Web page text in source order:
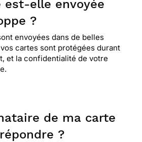
est-elle envoyée
?
envoyées dans de belles
cartes sont protégées durant
et la confidentialité de votre
de ma carte
?